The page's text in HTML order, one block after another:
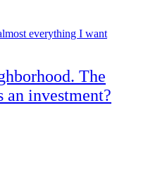
The
an investment?